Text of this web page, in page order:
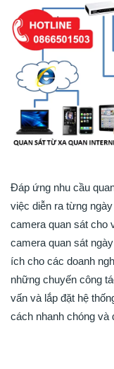
Đáp ứng nhu cầu
việc diễn ra từng
camera quan sát cho
camera quan sát
ích cho các doanh
những chuyến công
vấn và lắp đặt hệ
cách nhanh chóng và